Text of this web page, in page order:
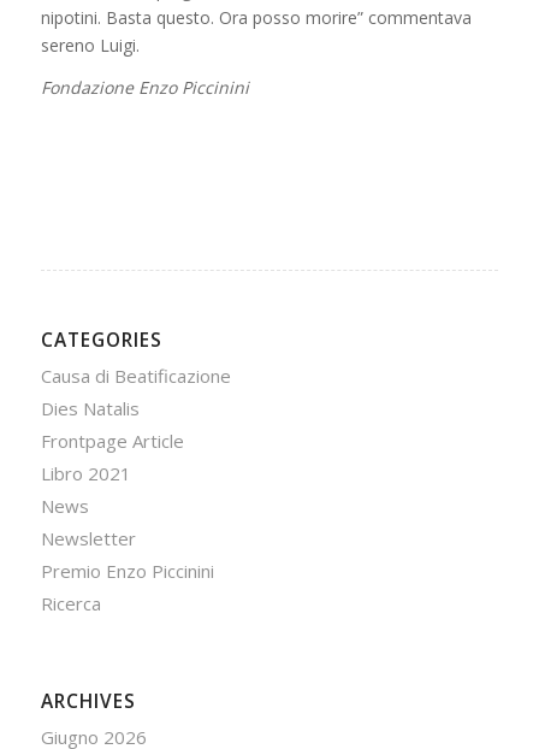
nipotini. Basta questo. Ora posso morire” commentava
sereno Luigi.
Fondazione Enzo Piccinini
CATEGORIES
Causa di Beatificazione
Dies Natalis
Frontpage Article
Libro 2021
News
Newsletter
Premio Enzo Piccinini
Ricerca
ARCHIVES
Giugno 2026